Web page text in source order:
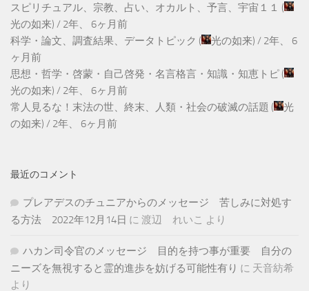
スピリチュアル、宗教、占い、オカルト、予言、宇宙１１ (
光の如来) / 2年、 6ヶ月前
科学・論文、調査結果、データトピック ( 光の如来) / 2年、 6
ヶ月前
思想・哲学・啓蒙・自己啓発・名言格言・知識・知恵トピ (
光の如来) / 2年、 6ヶ月前
常人見るな！末法の世、終末、人類・社会の破滅の話題 (
光
の如来) / 2年、 6ヶ月前
最近のコメント
プレアデスのチュニアからのメッセージ 苦しみに対処す
る方法 2022年12月14日 に 渡辺 れいこ より
ハカン司令官のメッセージ 目的を持つ事が重要 自分の
ニーズを無視すると霊的進歩を妨げる可能性有り に 天音紡希
より